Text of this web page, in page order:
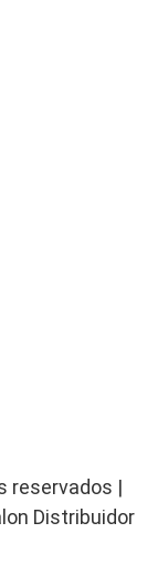
reservados |
Distribuidor